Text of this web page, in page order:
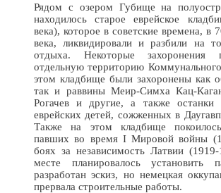
Рядом с озером Губище на
находилось старое еврейское
века), которое в советские времена, в
века, ликвидировали и разбили на
отдыха. Некоторые захоронения
отдельную территорию
этом кладбище были захоронены как
так и раввины Меир-Симха Кац-
Рогачев и другие, а также
еврейских детей, сожженных в
Также на этом кладбище
павших во время I Мировой войны
боях за независимость Латвии
месте планировалось установить
разработан эскиз, но немецкая
прервала строительные работы.